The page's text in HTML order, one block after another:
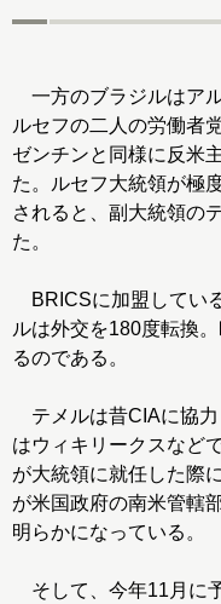
一方のブラジルはア
ルセフの二人の労働者
ゼンチンと同様に反米
た。ルセフ大統領が極
されると、副大統領の
た。
BRICSに加盟してい
ルは外交を180度転換
るのである。
テメルは昔CIAに協
はウィキリークスなど
が大統領に就任した際
が米国政府の南米管轄
明らかになっている。
そして、今年11月に